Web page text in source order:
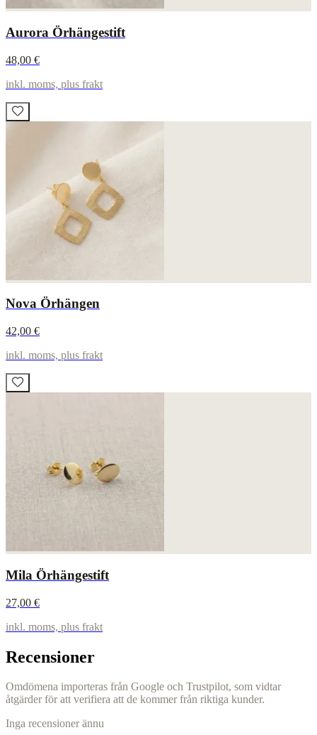
Aurora Örhängestift
48,00 €
inkl. moms, plus frakt
Nova Örhängen
42,00 €
inkl. moms, plus frakt
Mila Örhängestift
27,00 €
inkl. moms, plus frakt
Recensioner
Omdömena importeras från Google och Trustpilot, som vidtar
åtgärder för att verifiera att de kommer från riktiga kunder.
Inga recensioner ännu